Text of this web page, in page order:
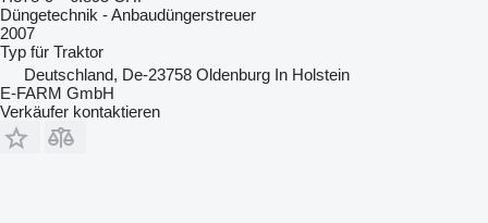
Düngetechnik - Anbaudüngerstreuer
2007
Typ für Traktor
Deutschland, De-23758 Oldenburg In Holstein
E-FARM GmbH
Verkäufer kontaktieren